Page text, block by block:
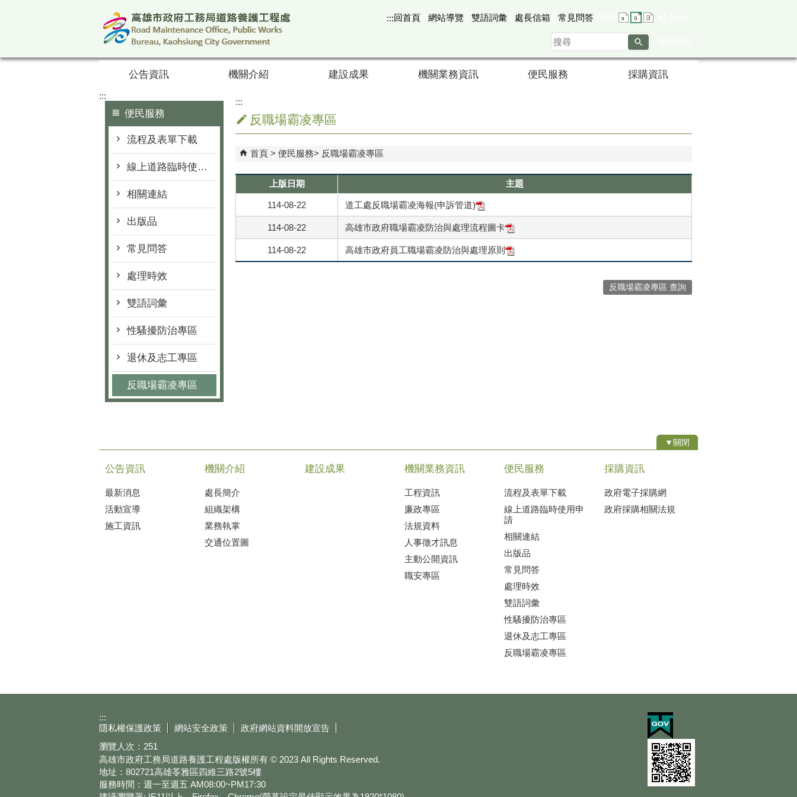
:::回首頁 網站導覽 雙語詞彙 處長信箱 常見問答
搜
尋
公告資訊 機關介紹 建設成果 機關業務資訊 便民服務 採購資訊
:::
便民服務
流程及表單下載
線上道路臨時使用申請
相關連結
出版品
常見問答
處理時效
雙語詞彙
性騷擾防治專區
退休及志工專區
反職場霸凌專區
:::
反職場霸凌專區
首頁 便民服務 反職場霸凌專區
上版日期 主題
114-08-22 道工處反職場霸凌海報(申訴管道)
114-08-22 高雄市政府職場霸凌防治與處理流程圖卡
114-08-22 高雄市政府員工職場霸凌防治與處理原則
反職場霸凌專區 查詢
▼關閉
公告資訊
最新消息
活動宣導
施工資訊
機關介紹
處長簡介
組織架構
業務執掌
交通位置圖
建設成果 機關業務資訊
工程資訊
廉政專區
法規資料
人事徵才訊息
主動公開資訊
職安專區
便民服務
流程及表單下載
線上道路臨時使用申
請
相關連結
出版品
常見問答
處理時效
雙語詞彙
性騷擾防治專區
退休及志工專區
反職場霸凌專區
採購資訊
政府電子採購網
政府採購相關法規
:::
隱私權保護政策
網站安全政策
政府網站資料開放宣告
瀏覽人次： 251
高雄市政府工務局道路養護工程處版權所有 © 2023 All Rights Reserved.
地址：802721高雄苓雅區四維三路2號5樓
服務時間：週一至週五 AM08:00~PM17:30